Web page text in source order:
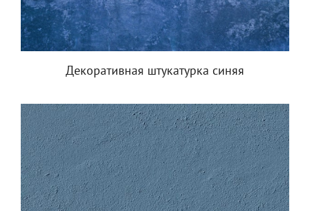
Декоративная штукатурка синяя